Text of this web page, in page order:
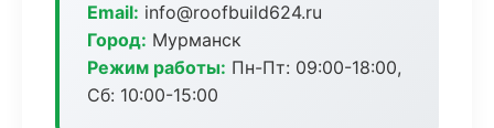
Email: info@roofbuild624.ru
Город: Мурманск
Режим работы: Пн-Пт: 09:00-18:00,
Сб: 10:00-15:00